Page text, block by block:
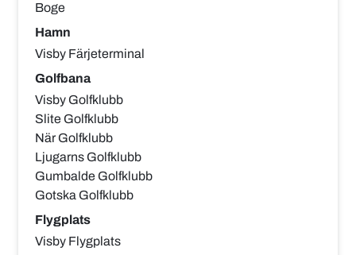
Boge
Hamn
Visby Färjeterminal
Golfbana
Visby Golfklubb
Slite Golfklubb
När Golfklubb
Ljugarns Golfklubb
Gumbalde Golfklubb
Gotska Golfklubb
Flygplats
Visby Flygplats